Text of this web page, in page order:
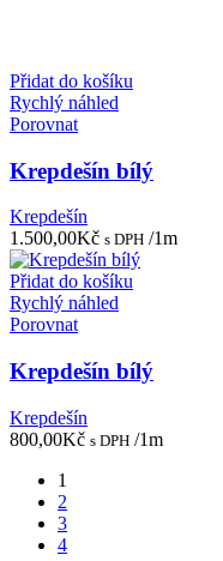
Přidat do košíku
Rychlý náhled
Porovnat
Krepdešín bílý
Krepdešín
1.500,00Kč s DPH /1m
Přidat do košíku
Rychlý náhled
Porovnat
Krepdešín bílý
Krepdešín
800,00Kč s DPH /1m
1
2
3
4